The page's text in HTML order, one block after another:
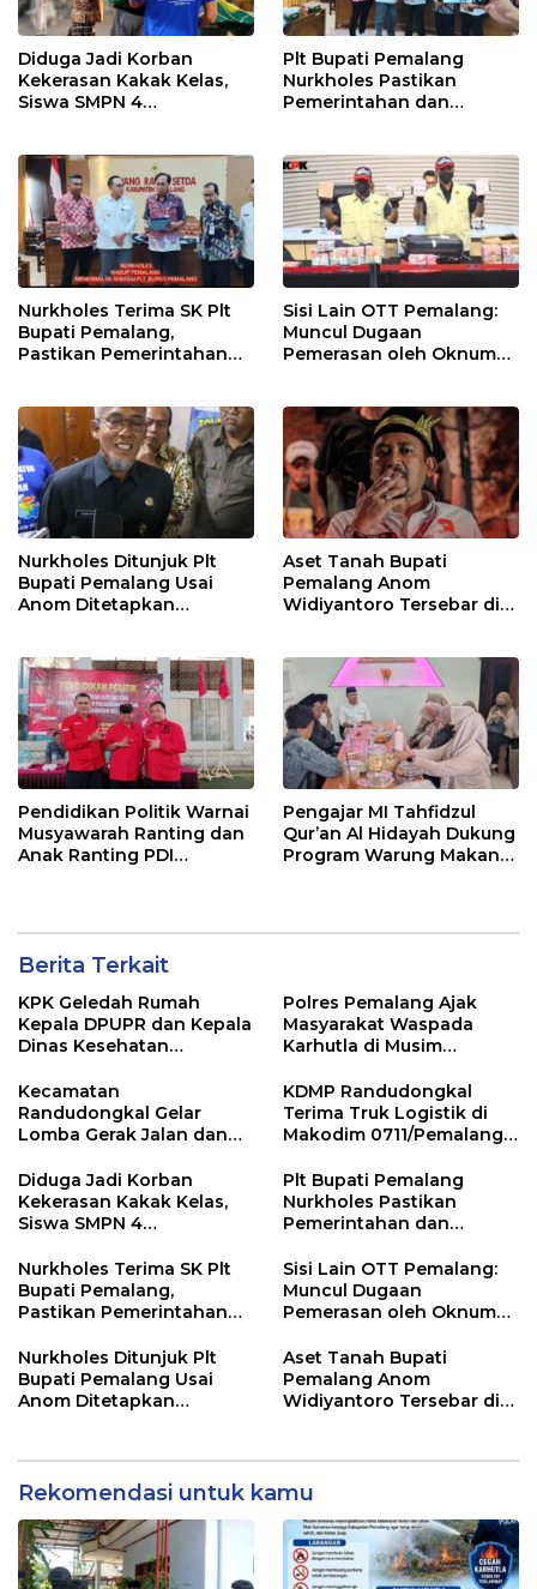
Diduga Jadi Korban
Kekerasan Kakak Kelas,
Siswa SMPN 4
Plt Bupati Pemalang
Nurkholes Pastikan
Pemerintahan dan
Nurkholes Terima SK Plt
Bupati Pemalang,
Pastikan Pemerintahan
Sisi Lain OTT Pemalang:
Muncul Dugaan
Pemerasan oleh Oknum
Nurkholes Ditunjuk Plt
Bupati Pemalang Usai
Anom Ditetapkan
Aset Tanah Bupati
Pemalang Anom
Widiyantoro Tersebar di
Pendidikan Politik Warnai
Musyawarah Ranting dan
Anak Ranting PDI
Pengajar MI Tahfidzul
Qur’an Al Hidayah Dukung
Program Warung Makan
Berita Terkait
KPK Geledah Rumah
Kepala DPUPR dan Kepala
Dinas Kesehatan
Polres Pemalang Ajak
Masyarakat Waspada
Karhutla di Musim
Kecamatan
Randudongkal Gelar
Lomba Gerak Jalan dan
HUT RI ke-81
KDMP Randudongkal
Terima Truk Logistik di
Makodim 0711/Pemalang
Desa
Diduga Jadi Korban
Kekerasan Kakak Kelas,
Siswa SMPN 4
Dunia
Plt Bupati Pemalang
Nurkholes Pastikan
Pemerintahan dan
Berjalan
Nurkholes Terima SK Plt
Bupati Pemalang,
Pastikan Pemerintahan
Sisi Lain OTT Pemalang:
Muncul Dugaan
Pemerasan oleh Oknum
Nurkholes Ditunjuk Plt
Bupati Pemalang Usai
Anom Ditetapkan
Aset Tanah Bupati
Pemalang Anom
Widiyantoro Tersebar di
Rekomendasi untuk kamu